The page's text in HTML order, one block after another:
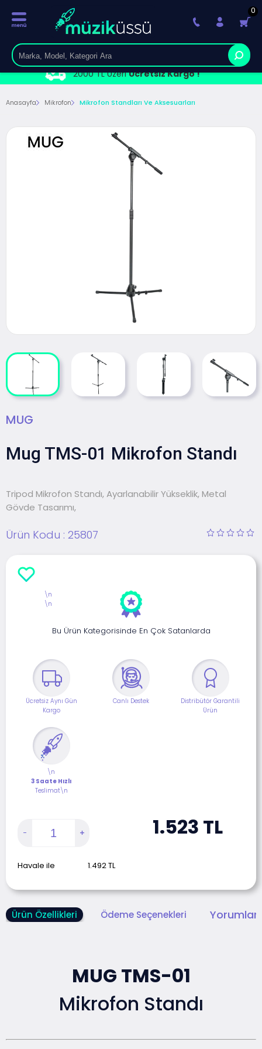
2000 TL ÜzeriÜcretsiz Kargo !
0
Anasayfa Mikrofon Mikrofon Standları Ve Aksesuarları
MUG
Mug TMS-01 Mikrofon Standı
Tripod Mikrofon Standı, Ayarlanabilir Yükseklik, Metal
Gövde Tasarımı,
Ürün Kodu : 25807
Bu Ürün Kategorisinde En Çok Satanlarda
Ücretsiz Aynı Gün
Kargo
Canlı Destek
Distribütör Garantili
Ürün
\n
3 Saate Hızlı
Teslimat\n
\n
\n
1.523 TL
Havale ile 1.492TL
Ürün Özellikleri Ödeme Seçenekleri
MUG TMS-01
Mikrofon Standı